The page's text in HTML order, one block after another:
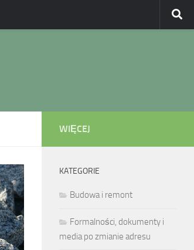
WIĘCEJ
KATEGORIE
Budowa i remont
Formalności, dokumenty i
media po zmianie adresu